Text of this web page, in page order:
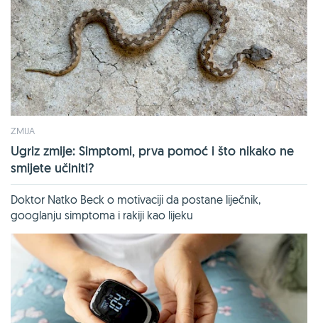
ZMIJA
Ugriz zmije: Simptomi, prva pomoć i što nikako ne
smijete učiniti?
Doktor Natko Beck o motivaciji da postane liječnik,
googlanju simptoma i rakiji kao lijeku